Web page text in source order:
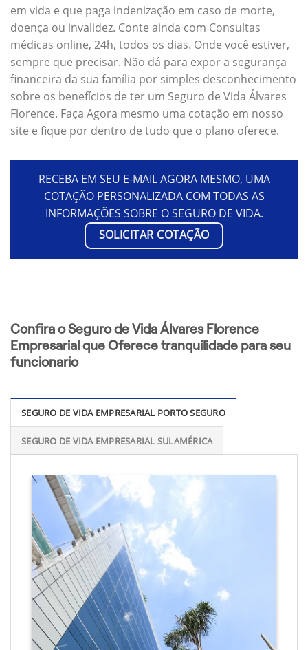
em vida e que paga indenização em caso de morte,
doença ou invalidez. Conte ainda com Consultas
médicas online, 24h, todos os dias. Onde você estiver,
sempre que precisar. Não dá para expor a segurança
financeira da sua família por simples desconhecimento
sobre os benefícios de ter um Seguro de Vida Álvares
Florence. Faça Agora mesmo uma cotação em nosso
site e fique por dentro de tudo que o plano oferece.
RECEBA EM SEU E-MAIL AGORA MESMO, UMA
COTAÇÃO PERSONALIZADA COM TODAS AS
INFORMAÇÕES SOBRE O SEGURO DE VIDA.
SOLICITAR COTAÇÃO
Confira o Seguro de Vida Álvares Florence
Empresarial que Oferece tranquilidade para seu
funcionario
SEGURO DE VIDA EMPRESARIAL PORTO SEGURO
SEGURO DE VIDA EMPRESARIAL SULAMÉRICA